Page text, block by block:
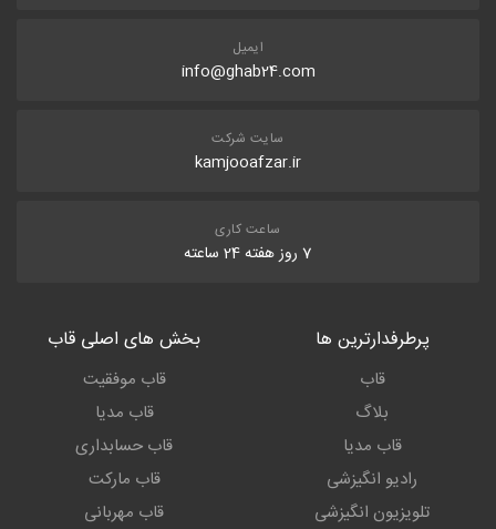
ایمیل
info@ghab24.com
سایت شرکت
kamjooafzar.ir
ساعت کاری
7 روز هفته 24 ساعته
پرطرفدارترین ها
قاب
بلاگ
قاب مدیا
رادیو انگیزشی
تلویزیون انگیزشی
بخش های اصلی قاب
قاب موفقیت
قاب مدیا
قاب حسابداری
قاب مارکت
قاب مهربانی